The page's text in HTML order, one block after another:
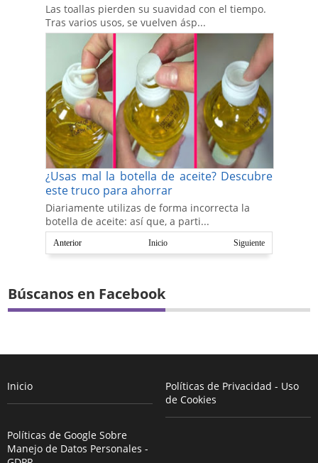
Las toallas pierden su suavidad con el tiempo.
Tras varios usos, se vuelven ásp...
¿Usas mal la botella de aceite? Descubre
este truco para ahorrar
Diariamente utilizas de forma incorrecta la
botella de aceite: así que, a parti...
Anterior Siguiente
Inicio
Búscanos en Facebook
Inicio
Políticas de Privacidad - Uso
de Cookies
Políticas de Google Sobre
Manejo de Datos Personales -